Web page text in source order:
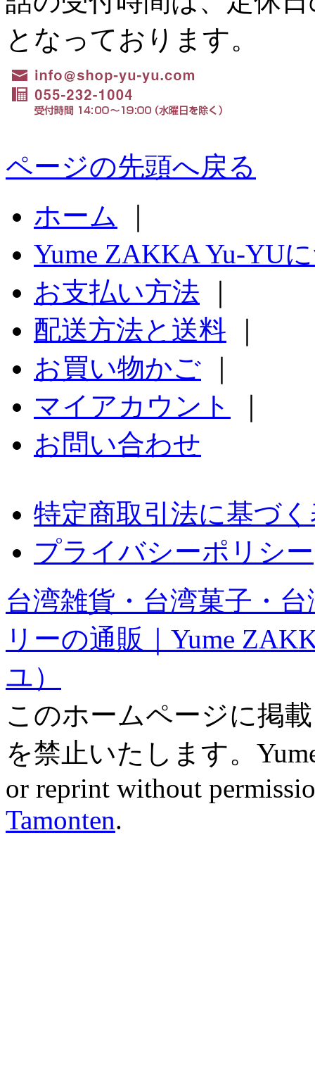
となっております。
ページの先頭へ戻る
ホーム
Yume ZAKKA Yu-YU
お支払い方法
配送方法と送料
お買い物かご
マイアカウント
お問い合わせ
特定商取引法に基づ
プライバシーポリシー
台湾雑貨・台湾菓子・
リーの通販｜Yume
ユ）
このホームページに掲
を禁止いたします。
or reprint without
Tamonten.